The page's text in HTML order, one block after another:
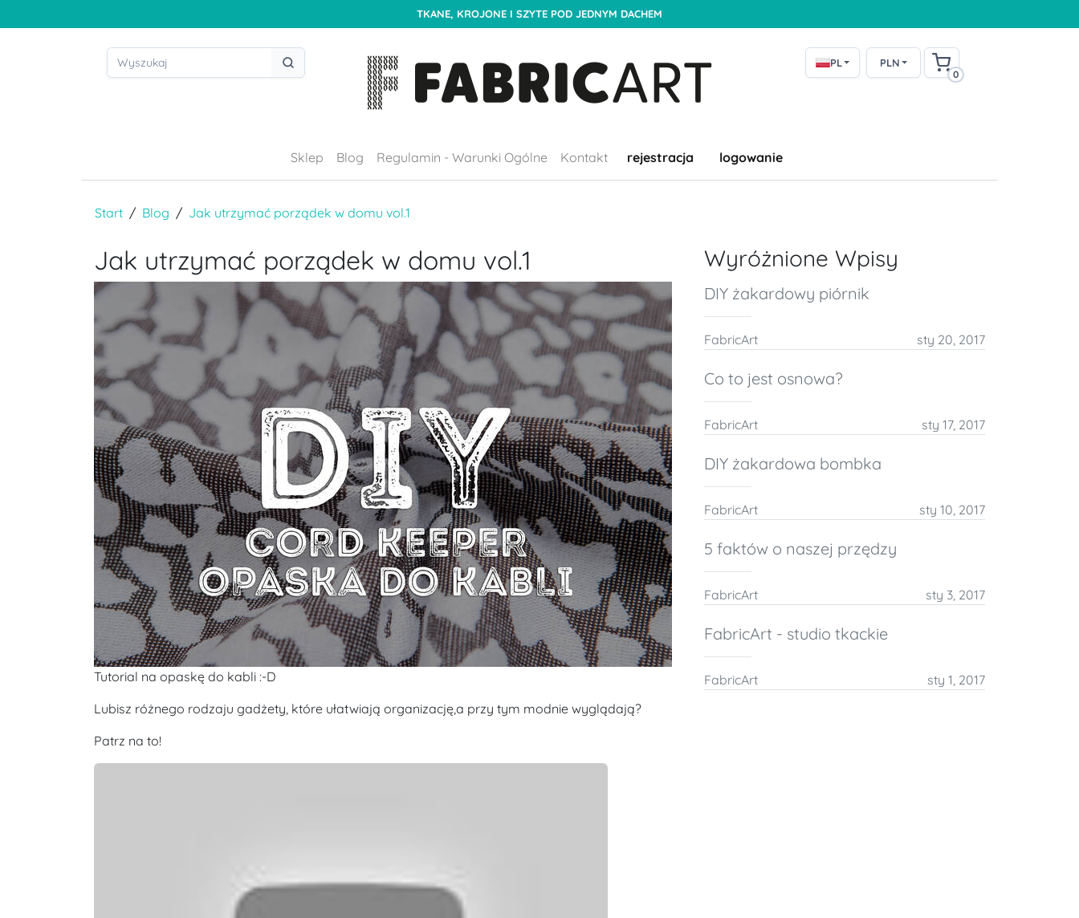
TKANE, KROJONE I SZYTE POD JEDNYM DACHEM
PL PLN
0
Sklep Blog Regulamin - Warunki Ogólne Kontakt rejestracja logowanie
Start Blog Jak utrzymać porządek w domu vol.1
Jak utrzymać porządek w domu vol.1
Tutorial na opaskę do kabli :-D
Lubisz różnego rodzaju gadżety, które ułatwiają organizację,a przy tym modnie wyglądają?
Patrz na to!
Wyróżnione Wpisy
DIY żakardowy piórnik
FabricArt sty 20, 2017
Co to jest osnowa?
FabricArt sty 17, 2017
DIY żakardowa bombka
FabricArt sty 10, 2017
5 faktów o naszej przędzy
FabricArt sty 3, 2017
FabricArt - studio tkackie
FabricArt sty 1, 2017